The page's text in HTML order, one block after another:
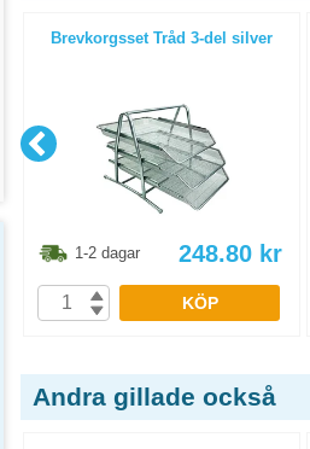
Brevkorgsset Tråd 3-del silver
1-2 dagar 248.80 kr
KÖP
Andra gillade också